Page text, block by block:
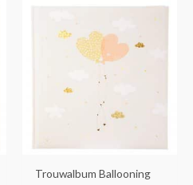
Trouwalbum Ballooning